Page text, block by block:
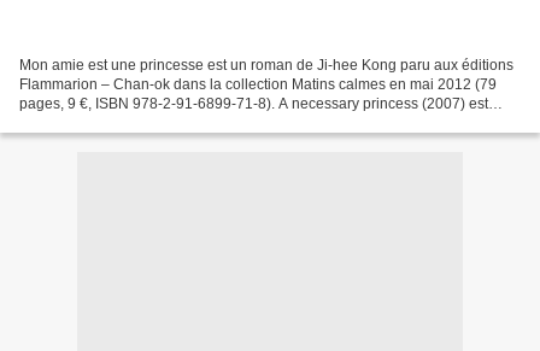
Mon amie est une princesse est un roman de Ji-hee Kong paru aux éditions
Flammarion – Chan-ok dans la collection Matins calmes en mai 2012 (79
pages, 9 €, ISBN 978-2-91-6899-71-8). A necessary princess (2007) est